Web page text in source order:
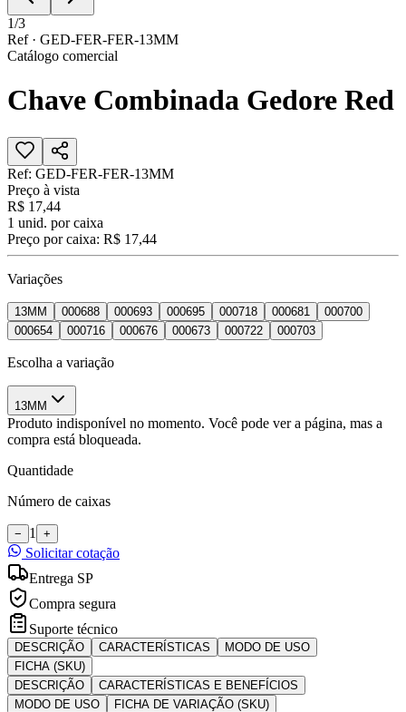
1/3
Ref · GED-FER-FER-13MM
Catálogo comercial
Chave Combinada Gedore Red
Ref: GED-FER-FER-13MM
Preço à vista
R$ 17,44
1 unid. por caixa
Preço por caixa: R$ 17,44
Variações
13MM 000688 000693 000695 000718 000681
000700
000654
000716 000676 000673 000722 000703
Escolha a variação
13MM
Produto indisponível no momento. Você pode ver a página, mas a
compra está bloqueada.
Quantidade
Número de caixas
− 1 +
Solicitar cotação
Entrega SP
Compra segura
Suporte técnico
DESCRIÇÃO CARACTERÍSTICAS
MODO DE USO
FICHA (SKU)
DESCRIÇÃO
CARACTERÍSTICAS E BENEFÍCIOS
MODO DE USO
FICHA DE VARIAÇÃO (SKU)